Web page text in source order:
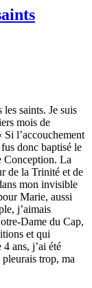
saints. Je suis
mois de
l’accouchement
donc baptisé le
Conception. La
de la Trinité et de
mon invisible
Marie, aussi
j’aimais
Dame du Cap,
et qui
ans, j’ai été
pleurais trop, ma